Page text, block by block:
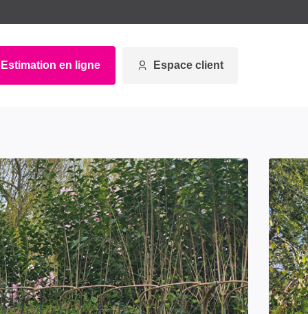
Estimation en ligne Espace client